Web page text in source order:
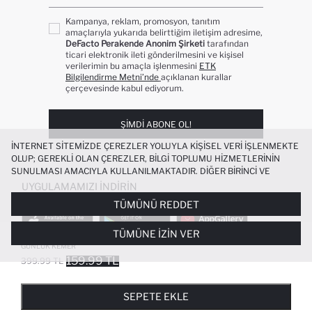
ERKEK DIKDÖRTGEN TOKA SUNI DERI
GÜNLÜK KEMER
399.99 TL 159.99 TL
SEPETE EKLE
Kampanya, reklam, promosyon, tanıtım
amaçlarıyla yukarıda belirttiğim iletişim adresime,
DeFacto Perakende Anonim Şirketi tarafından
ticari elektronik ileti gönderilmesini ve kişisel
verilerimin bu amaçla işlenmesini ETK
Bilgilendirme Metni’nde açıklanan kurallar
çerçevesinde kabul ediyorum.
ŞIMDI ABONE OL!
UYGULAMAMIZI İNDIRIN
POPÜLER KATEGORILER
KADIN BEYAZ TIŞÖRT
İNTERNET SITEMIZDE ÇEREZLER YOLUYLA KIŞISEL VERI IŞLENMEKTE
OLUP; GEREKLI OLAN ÇEREZLER, BILGI TOPLUMU HIZMETLERININ
SUNULMASI AMACIYLA KULLANILMAKTADIR. DIĞER BIRINCI VE
ÜÇÜNCÜ TARAF ÇEREZLER ISE SIZE DAHA IYI BIR ALIŞVERIŞ
DENEYIMI SUNULABILMESI, SITEMIZIN DAHA IŞLEVSEL KILINMASI VE
KIŞISELLEŞTIRMESI VE AÇIK RIZA VERMENIZ HALINDE, SIZLERE
YÖNELIK PAZARLAMA FAALIYETLERININ YAPILMASI AMAÇLARIYLA
SINIRLI OLARAK KULLANILACAKTIR. ÇEREZLERE DAIR TERCIHLERINIZI
ÇEREZ TERCIHLERIPANELI ARACILIĞIYLA HER ZAMAN YÖNETEBILIR,
ÇEREZLERLE ILGILI DAHA DETAYLI BILGIYE
TÜMÜNÜ REDDET
TÜMÜNE İZIN VER